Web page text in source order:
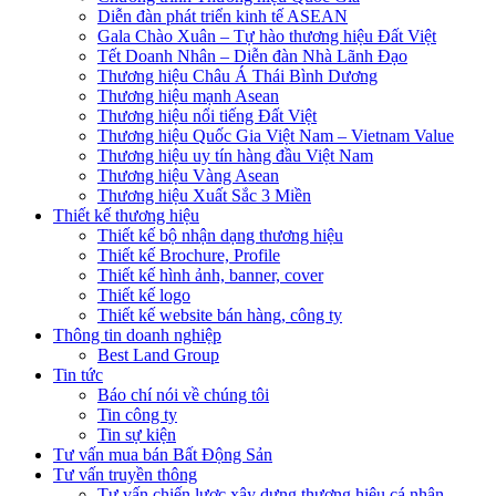
Diễn đàn phát triển kinh tế ASEAN
Gala Chào Xuân – Tự hào thương hiệu Đất Việt
Tết Doanh Nhân – Diễn đàn Nhà Lãnh Đạo
Thương hiệu Châu Á Thái Bình Dương
Thương hiệu mạnh Asean
Thương hiệu nổi tiếng Đất Việt
Thương hiệu Quốc Gia Việt Nam – Vietnam Value
Thương hiệu uy tín hàng đầu Việt Nam
Thương hiệu Vàng Asean
Thương hiệu Xuất Sắc 3 Miền
Thiết kế thương hiệu
Thiết kế bộ nhận dạng thương hiệu
Thiết kế Brochure, Profile
Thiết kế hình ảnh, banner, cover
Thiết kế logo
Thiết kế website bán hàng, công ty
Thông tin doanh nghiệp
Best Land Group
Tin tức
Báo chí nói về chúng tôi
Tin công ty
Tin sự kiện
Tư vấn mua bán Bất Động Sản
Tư vấn truyền thông